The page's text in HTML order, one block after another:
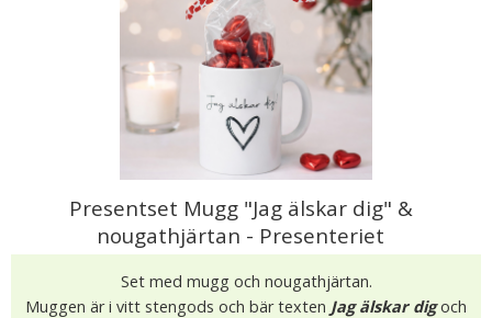
Presentset Mugg "Jag älskar dig" &
nougathjärtan - Presenteriet
Set med mugg och nougathjärtan.
Muggen är i vitt stengods och bär texten Jag älskar digoch